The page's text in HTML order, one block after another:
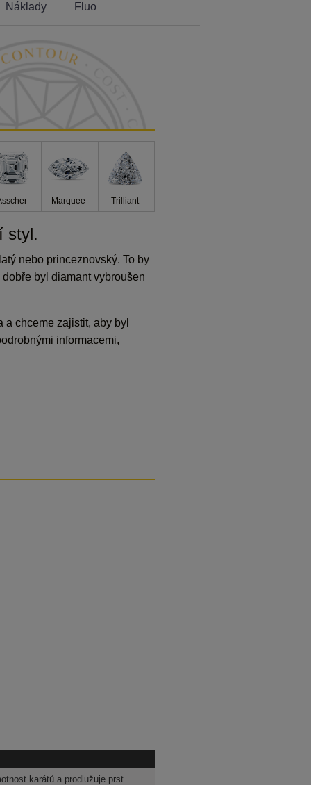
Náklady Fluo
Marquee Trilliant
styl.
nebo princeznovský. To by
byl diamant vybroušen
chceme zajistit, aby byl
informacemi,
karátů a prodlužuje prst.